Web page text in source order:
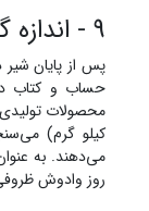
9 - اندازه گیری شیر
پس از پایان
حساب و کتاب
محصولات
کیلو گرم)
می‌دهند. به
روز وادوش